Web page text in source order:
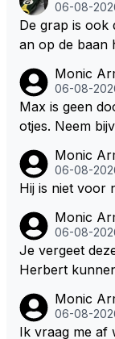
oven. De
andvoort
uren.
j dergelijke
wel afstaan, de
06-08-
De grap is ook
an op de baan
dan eigenlijk
Monic
06-08-
Max is geen
otjes. Neem
artjes ouder is
alig RB-lid op
oon. Ieder jaar
eam. Op 28-
ccesvol
Monic
06-08-
Hij is niet voor
Monic
06-08-
Je vergeet
Herbert
Monic
06-08-
Ik vraag me af